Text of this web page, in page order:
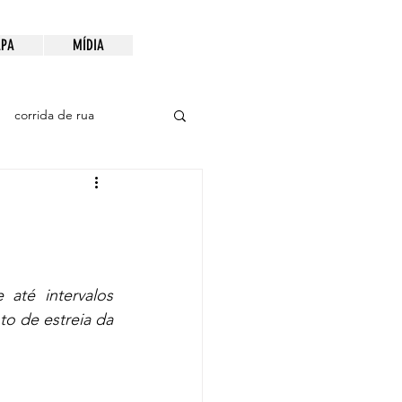
MÍDIA
corrida de rua
até intervalos
de estreia da